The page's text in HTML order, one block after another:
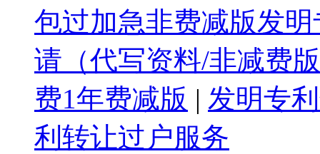
包过加急非费减版发
请（代写资料/非减费
费1年费减版 | 发明专
利转让过户服务